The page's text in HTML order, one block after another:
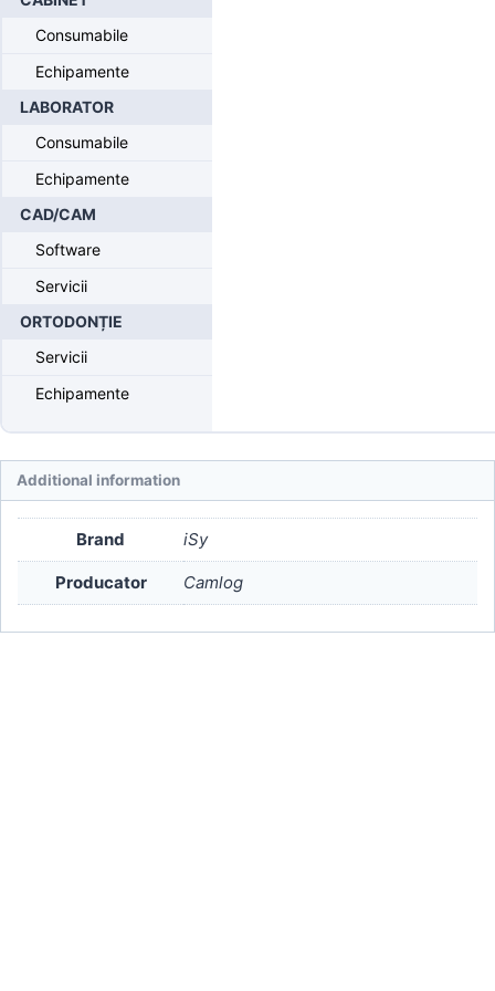
Consumabile
Echipamente
LABORATOR
Consumabile
Echipamente
CAD/CAM
Software
Servicii
ORTODONȚIE
Servicii
Echipamente
iSy® Lab screw
Produse disponibile doar pentru medici
Inregistrati-va
Stoc suficient
Cere oferta/Adauga la cererea de oferta
Additional information
Brand iSy
Producator Camlog